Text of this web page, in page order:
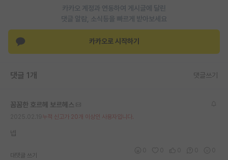
인문사회 계열 게시판
특수/전문대학원 게시판
반도체/AI 게시판
장학금/장학생 게시판
홍보 게시판
커리어
유학교육
카카오 계정과 연동하여 게시글에 달린
댓글 알람, 소식등을 빠르게 받아보세요
카카오로 시작하기
댓글 1개 댓글쓰기
꼼꼼한 호르헤 보르헤스
누적 신고가 20개 이상인 사용자입니다.
넵
대댓글 쓰기